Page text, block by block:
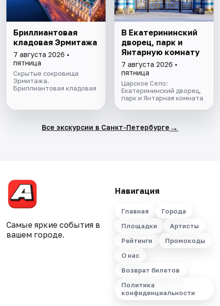
Бриллиантовая
кладовая Эрмитажа
7 августа 2026 •
пятница
Скрытые сокровища
Эрмитажа.
Бриллиантовая кладовая
В Екатерининский
дворец, парк и
Янтарную комнату
7 августа 2026 •
пятница
Царское Село:
Екатерининский дворец,
парк и Янтарная комната
Все экскурсии в Санкт-Петербурге →
Самые яркие события в
вашем городе.
Навигация
Главная
Города
Площадки
Артисты
Рейтинги
Промокоды
О нас
Возврат билетов
Политика
конфиденциальности